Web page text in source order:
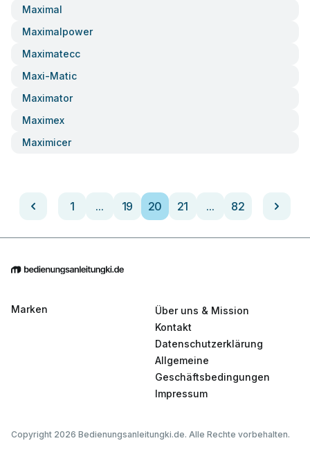
Maximal
Maximalpower
Maximatecc
Maxi-Matic
Maximator
Maximex
Maximicer
1 ... 19 20 21 ... 82
Marken
Über uns & Mission
Kontakt
Datenschutzerklärung
Allgemeine
Geschäftsbedingungen
Impressum
Copyright 2026 Bedienungsanleitungki.de. Alle Rechte vorbehalten.